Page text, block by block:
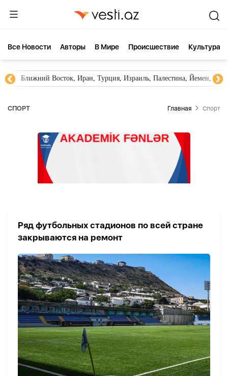
Все Новости Aвторы В Мире Происшествие Культура
Ближний Восток, Иран, Турция, Израиль, Палестина, Йемен,
СПОРТ Главная Спорт
Ряд футбольных стадионов по всей стране
закрываются на ремонт